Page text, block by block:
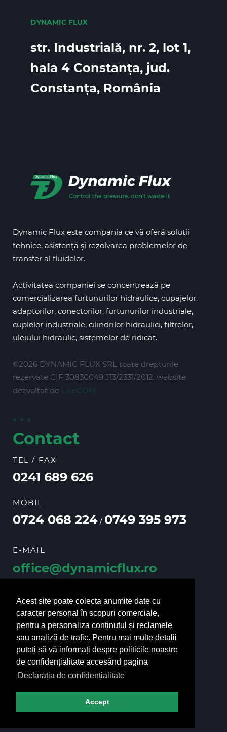
Acest site poate colecta anumite date cu
caracter personal în scopuri comerciale,
pentru a personaliza conținutul și reclamele
sau analiză de trafic. Pentru mai multe detalii
puteți să vă informați despre politicile noastre
de confidențialitate accesând pagina
Declarația de confidențialitate
Accept
DYNAMIC FLUX
str. Industrială, nr. 2, lot 1,
hala 4 Constanța, jud.
Constanța, România
Dynamic Flux este compania ce vă oferă soluții
tehnice, asistență și rezolvarea problemelor de
transfer al fluidelor.
Activitatea companiei se concentrează pe
comercializarea furtunurilor hidraulice, cupajelor,
adaptorilor, conectorilor, furtunurilor industriale,
cuplelor industriale, cilindrilor hidraulici, filtrelor,
uleiului hidraulic, sistemelor de ridicat.
©2026 DYNAMIC FLUX SRL toate drepturile
rezervate CIF 30830049 J13/2331/2012. website
dezvoltat de LiveCOM
Contact
TEL / FAX
0241 689 626
MOBIL
0724 068 224 / 0749 395 973
E-MAIL
office@dynamicflux.ro
URMĂRIȚI-NE